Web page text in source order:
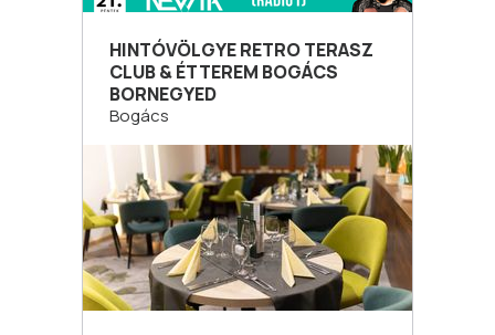
HINTÓVÖLGYE RETRO TERASZ
CLUB & ÉTTEREM BOGÁCS
BORNEGYED
Bogács